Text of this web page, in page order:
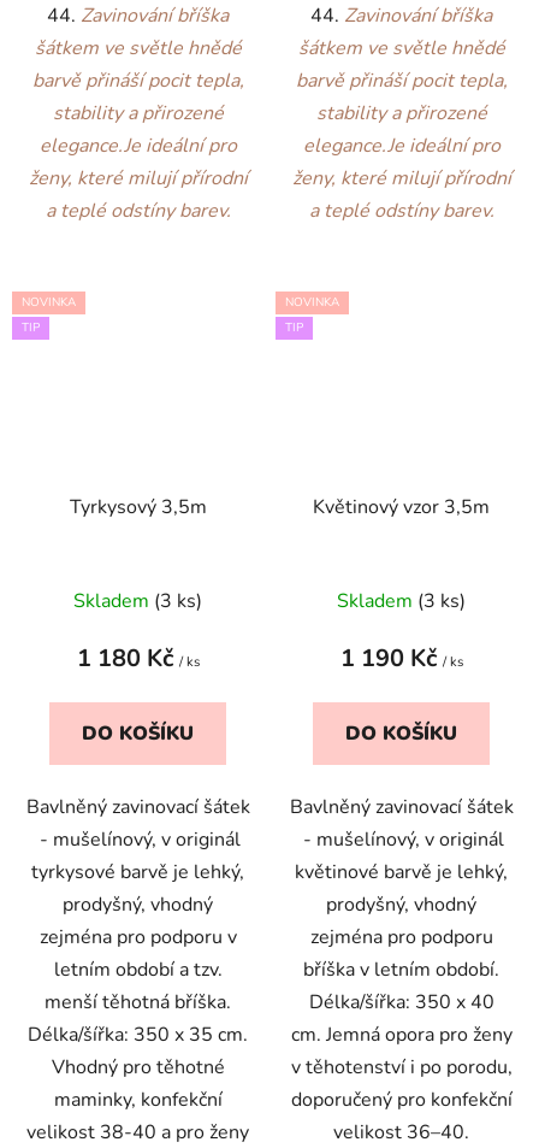
44. Zavinování bříška
šátkem ve světle hnědé
barvě přináší pocit tepla,
stability a přirozené
elegance.Je ideální pro
ženy, které milují přírodní
a teplé odstíny barev.
44. Zavinování bříška
šátkem ve světle hnědé
barvě přináší pocit tepla,
stability a přirozené
elegance.Je ideální pro
ženy, které milují přírodní
a teplé odstíny barev.
NOVINKA
TIP
Tyrkysový 3,5m
Skladem (3 ks)
1 180 Kč / ks
DO KOŠÍKU
Bavlněný zavinovací šátek
- mušelínový, v originál
tyrkysové barvě je lehký,
prodyšný, vhodný
zejména pro podporu v
letním období a tzv.
menší těhotná bříška.
Délka/šířka: 350 x 35 cm.
Vhodný pro těhotné
maminky, konfekční
velikost 38-40 a pro ženy
NOVINKA
TIP
Květinový vzor 3,5m
Skladem (3 ks)
1 190 Kč / ks
DO KOŠÍKU
Bavlněný zavinovací šátek
- mušelínový, v originál
květinové barvě je lehký,
prodyšný, vhodný
zejména pro podporu
bříška v letním období.
Délka/šířka: 350 x 40
cm. Jemná opora pro ženy
v těhotenství i po porodu,
doporučený pro konfekční
velikost 36–40.